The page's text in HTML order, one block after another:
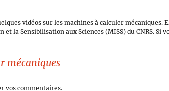
vidéos sur les machines à calculer mécaniques.
la Sensibilisation aux Sciences (MISS) du CNRS. Si
mécaniques
vos commentaires.